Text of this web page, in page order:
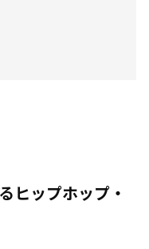
ヒップホップ・